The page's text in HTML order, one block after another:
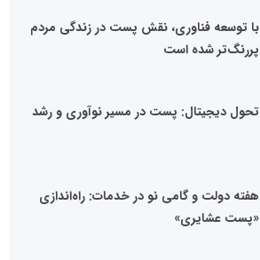
با توسعه فناوری، نقش پست در زندگی مردم
پررنگ‌تر شده است
تحول دیجیتال: پست در مسیر نوآوری و رشد
هفته دولت و گامی نو در خدمات: راه‌اندازی
«پست عشایری»